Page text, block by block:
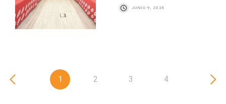
JUNIO 9, 2026
1 2 3 4